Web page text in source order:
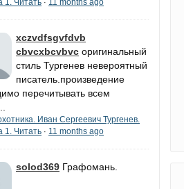
·
xczvdfsgvfdvb
cbvcxbcvbvc оригинальный
стиль Тургенев невероятный
писатель.произведение
перечитывать всем
Иван Сергеевич Тургенев.
1. Читать · 11 months ago
solod369 Графомань.